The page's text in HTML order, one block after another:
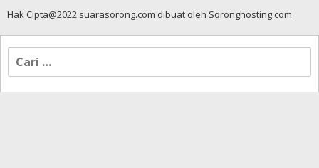
Hak Cipta@2022 suarasorong.com dibuat oleh Soronghosting.com
Cari
untuk: